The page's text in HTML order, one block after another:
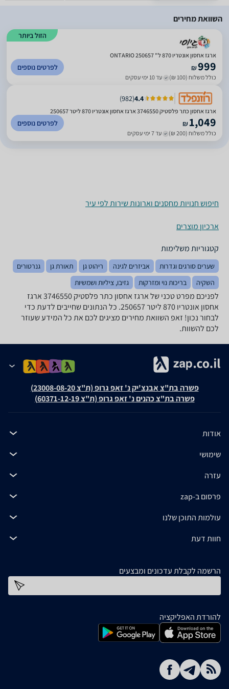
השוואת מחירים
הזול ביותר
ארגז אחסון אונטריו 870 ל" ONTARIO 250657
₪999
כולל משלוח (100 ₪) עד 10 ימי עסקים
לפרטים נוספים
4.4
(
982
)
‏ארגז אחסון ‏כתר פלסטיק 3746550 ארגז אחסון אונטריו 870 ליטר 250657
₪1,049
כולל משלוח (200 ₪) עד 7 ימי עסקים
לפרטים נוספים
חיפוש חנויות מחסנים וארונות שירות לפי עיר
ארכיון מוצרים
קטגוריות משלימות
שערים סורגים וגדרות אביזרים לגינה ריהוט גן תאורת גן
גנרטורים
השקיה
בריכות נוי ומזרקות גזיבו, ציליות ושמשיות
לפניכם מפרט טכני של ‏ארגז אחסון ‏כתר פלסטיק 3746550 ארגז
אחסון אונטריו 870 ליטר 250657. כל הנתונים שחייבים לדעת כדי
לבחור נכון! זאפ השוואת מחירים מציגים לכם את כל המידע שעוזר
לכם להשוות.
פשרה בת"צ אבנצ'יק נ' זאפ גרופ (ת"צ 23008-08-20)
פשרה בת"צ כהנים נ' זאפ גרופ (ת"צ 60371-12-19)
אודות
שימושי
עזרה
פרסום ב-zap
עולמות התוכן שלנו
חוות דעת
הרשמה לקבלת עדכונים ומבצעים
להורדת האפליקציה